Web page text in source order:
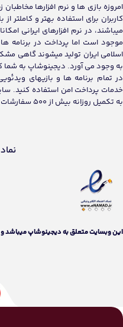
امروزه بازی ها و نرم افزارها
کاربران برای استفاده بهتر و کاملتر
میباشند، در نرم افزارهای ایرانی
موجود است اما پرداخت در برنامه
اسلامی ایران تولید میشوند گاهی
به وجود می آورد. دیجینوشاپ به شما
در تمام برنامه ها و بازیهای
خدمات پرداخت امن استفاده کنید.
به تکمیل روزانه بیش از 500 سفارشات کاربران ایرانی میباشد.
اين وبسايت متعلق به دیجینوشاپ ميباشد